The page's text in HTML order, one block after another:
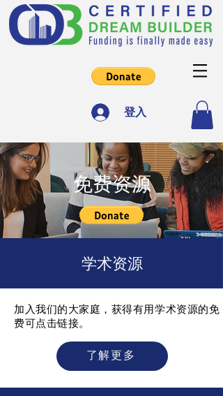
登入
免费资源
学术资源
加入我们的大家庭，获得有用学术资源的免
费可点击链接。
了解更多